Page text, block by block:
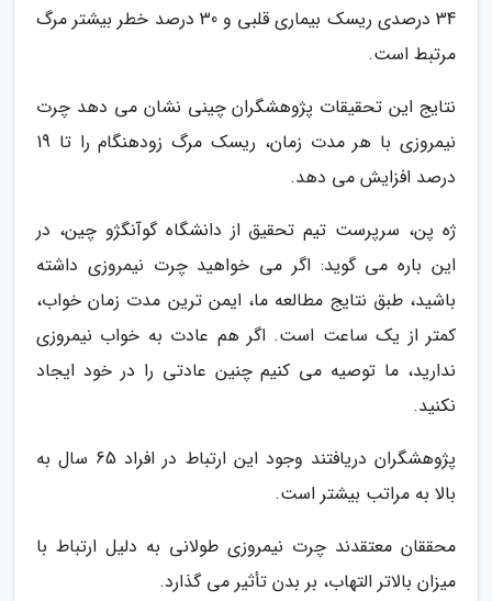
34 درصدی ریسک بیماری قلبی و 30 درصد خطر بیشتر مرگ
مرتبط است.
نتایج این تحقیقات پژوهشگران چینی نشان می دهد چرت
نیمروزی با هر مدت زمان، ریسک مرگ زودهنگام را تا 19
درصد افزایش می دهد.
ژه پن، سرپرست تیم تحقیق از دانشگاه گوآنگژو چین، در
این باره می گوید: اگر می خواهید چرت نیمروزی داشته
باشید، طبق نتایج مطالعه ما، ایمن ترین مدت زمان خواب،
کمتر از یک ساعت است. اگر هم عادت به خواب نیمروزی
ندارید، ما توصیه می کنیم چنین عادتی را در خود ایجاد
نکنید.
پژوهشگران دریافتند وجود این ارتباط در افراد 65 سال به
بالا به مراتب بیشتر است.
محققان معتقدند چرت نیمروزی طولانی به دلیل ارتباط با
میزان بالاتر التهاب، بر بدن تأثیر می گذارد.